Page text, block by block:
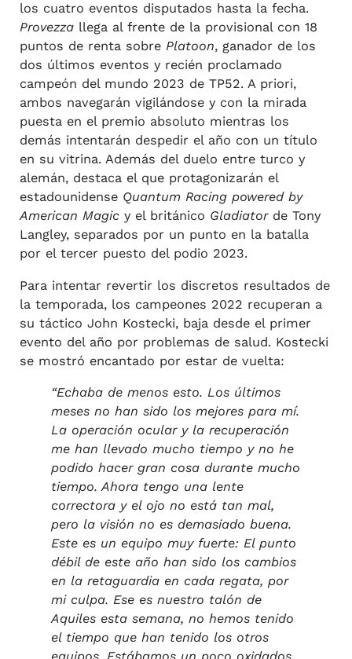
los cuatro eventos disputados hasta la fecha.
Provezzallega al frente de la provisional con 18
puntos de renta sobre Platoon, ganador de los
dos últimos eventos y recién proclamado
campeón del mundo 2023 de TP52. A priori,
ambos navegarán vigilándose y con la mirada
puesta en el premio absoluto mientras los
demás intentarán despedir el año con un título
en su vitrina. Además del duelo entre turco y
alemán, destaca el que protagonizarán el
estadounidense Quantum Racing powered by
American Magicy el británico Gladiatorde Tony
Langley, separados por un punto en la batalla
por el tercer puesto del podio 2023.
Para intentar revertir los discretos resultados de
la temporada, los campeones 2022 recuperan a
su táctico John Kostecki, baja desde el primer
evento del año por problemas de salud. Kostecki
se mostró encantado por estar de vuelta:
“Echaba de menos esto. Los últimos
meses no han sido los mejores para mí.
La operación ocular y la recuperación
me han llevado mucho tiempo y no he
podido hacer gran cosa durante mucho
tiempo. Ahora tengo una lente
correctora y el ojo no está tan mal,
pero la visión no es demasiado buena.
Este es un equipo muy fuerte: El punto
débil de este año han sido los cambios
en la retaguardia en cada regata, por
mi culpa. Ese es nuestro talón de
Aquiles esta semana, no hemos tenido
el tiempo que han tenido los otros